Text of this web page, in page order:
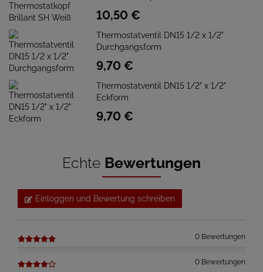
10,50 €
Thermostatventil DN15 1/2 x 1/2"
Durchgangsform
9,70 €
Thermostatventil DN15 1/2" x 1/2"
Eckform
9,70 €
Echte Bewertungen
Einloggen und Bewertung schreiben
0 Bewertungen
0 Bewertungen